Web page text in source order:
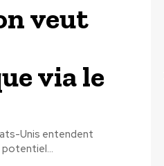
veut
via le
Unis entendent